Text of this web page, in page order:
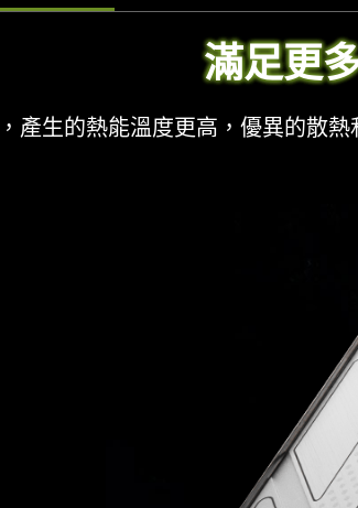
滿足更
產生的熱能溫度更高，優異的散